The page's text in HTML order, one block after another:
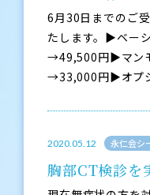
6月30日までのご
たします。▶ベー
→49,500円▶マン
→33,000円▶オプ
2020.05.12 永仁会シ
胸部CT検診を